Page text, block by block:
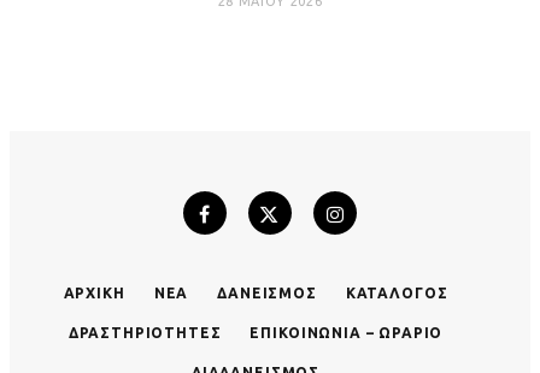
ΑΡΧΙΚΉ ΝΈΑ ΔΑΝΕΙΣΜΌΣ ΚΑΤΆΛΟΓΟΣ
ΔΡΑΣΤΗΡΙΌΤΗΤΕΣ ΕΠΙΚΟΙΝΩΝΊΑ – ΩΡΆΡΙΟ